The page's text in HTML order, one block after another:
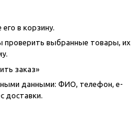
в корзину.
проверить выбранные товары, их
заказ»
данными: ФИО, телефон, e-
доставки.